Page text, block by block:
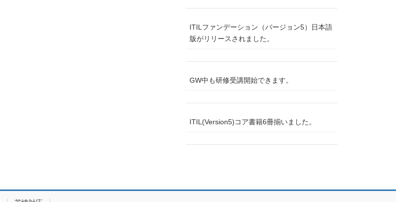
ITILファンデーション（バージョン5）日本語
版がリリースされました。
GW中も研修受講開始できます。
ITIL(Version5)コア書籍6冊揃いました。